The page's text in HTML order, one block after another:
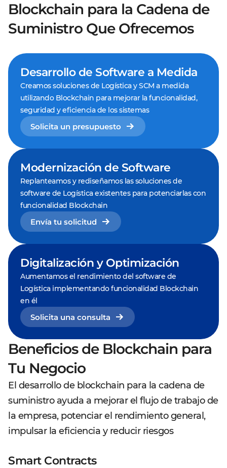
Blockchain para la Cadena de
Suministro Que Ofrecemos
Desarrollo de Software a Medida
Creamos soluciones de Logística y SCM a medida
utilizando Blockchain para mejorar la funcionalidad,
seguridad y eficiencia de los sistemas
Solicita un presupuesto
Modernización de Software
Replanteamos y rediseñamos las soluciones de
software de Logística existentes para potenciarlas con
funcionalidad Blockchain
Envía tu solicitud
Digitalización y Optimización
Aumentamos el rendimiento del software de
Logística implementando funcionalidad Blockchain
en él
Solicita una consulta
Beneficios de Blockchain para
Tu Negocio
El desarrollo de blockchain para la cadena de
suministro ayuda a mejorar el flujo de trabajo de
la empresa, potenciar el rendimiento general,
impulsar la eficiencia y reducir riesgos
Smart Contracts